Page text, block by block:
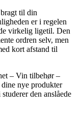
til din
er i regelen
virkelig ligetil. Den
ordren selv, men
kort afstand til
– Vin tilbehør –
nye produkter
den anslåede